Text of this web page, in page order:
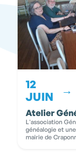
12
JUIN
→
Atelier
L'association
généalogie et
mairie de